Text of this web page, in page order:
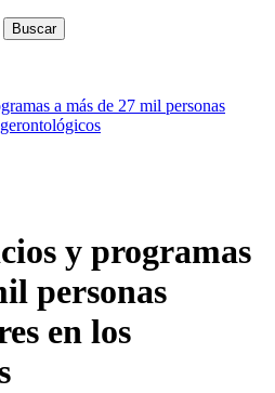
a más de 27 mil personas
y programas
personas
en los